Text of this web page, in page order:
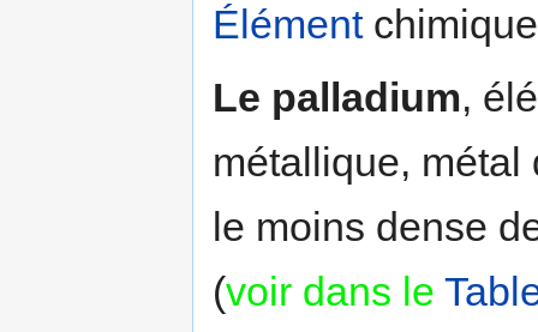
Élément
Le palladium,
métallique,
le moins dense
(voir dans le